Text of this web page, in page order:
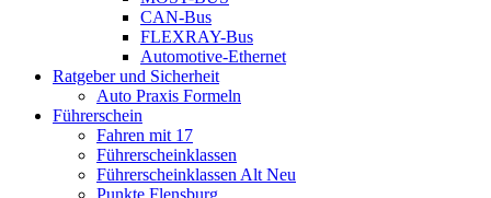
CAN-Bus
FLEXRAY-Bus
Automotive-Ethernet
Ratgeber und Sicherheit
Auto Praxis Formeln
Führerschein
Fahren mit 17
Führerscheinklassen
Führerscheinklassen Alt Neu
Punkte Flensburg